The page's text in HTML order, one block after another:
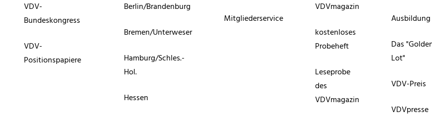
VDV-
Bundeskongress
VDV-
Positionspapiere
Berlin/Brandenburg
Bremen/Unterweser
Hamburg/Schles.-
Hol.
Hessen
Mitgliederservice
VDVmagazin
kostenloses
Probeheft
Leseprobe
des
VDVmagazin
Ausbildung
Das
Lot"
VDV-Preis
VDVpresse